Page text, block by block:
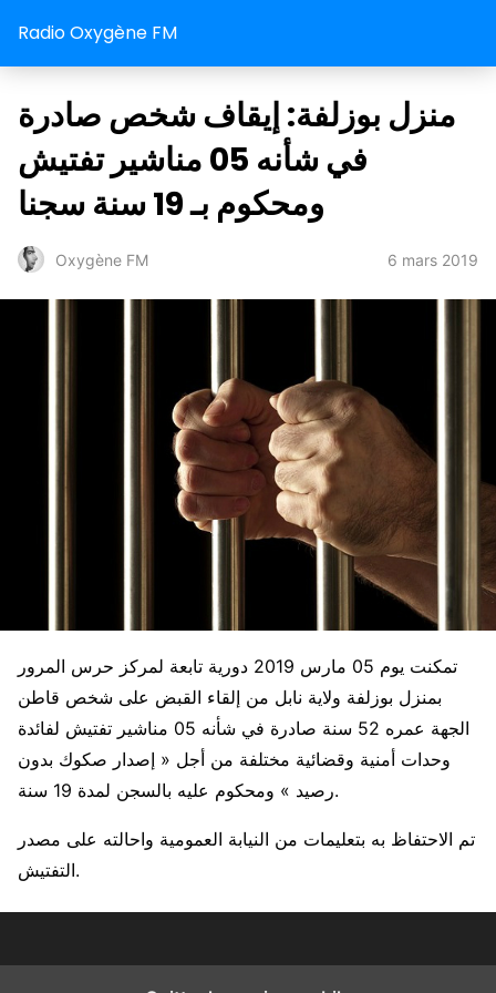
Radio Oxygène FM
منزل بوزلفة: إيقاف شخص صادرة
في شأنه 05 مناشير تفتيش
ومحكوم بـ 19 سنة سجنا
Oxygène FM 6 mars 2019
تمكنت يوم 05 مارس 2019 دورية تابعة لمركز حرس المرور
بمنزل بوزلفة ولاية نابل من إلقاء القبض على شخص قاطن
الجهة عمره 52 سنة صادرة في شأنه 05 مناشير تفتيش لفائدة
وحدات أمنية وقضائية مختلفة من أجل « إصدار صكوك بدون
رصيد » ومحكوم عليه بالسجن لمدة 19 سنة.
تم الاحتفاظ به بتعليمات من النيابة العمومية واحالته على مصدر
التفتيش.